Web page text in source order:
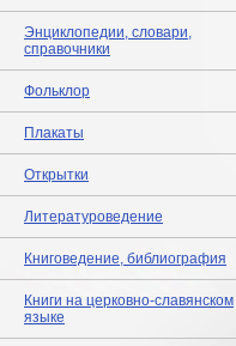
Энциклопедии, словари,
справочники
Фольклор
Плакаты
Открытки
Литературоведение
Книговедение, библиография
Книги на церковно-славянском
языке